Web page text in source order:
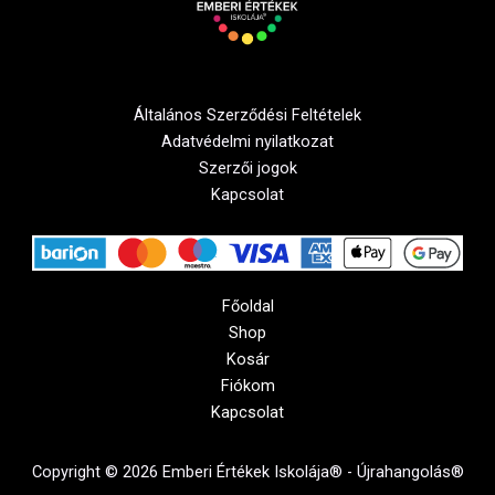
Általános Szerződési Feltételek
Adatvédelmi nyilatkozat
Szerzői jogok
Kapcsolat
Főoldal
Shop
Kosár
Fiókom
Kapcsolat
Copyright © 2026 Emberi Értékek Iskolája® - Újrahangolás®